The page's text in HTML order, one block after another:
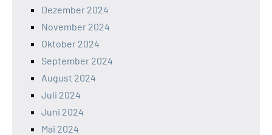
Dezember 2024
November 2024
Oktober 2024
September 2024
August 2024
Juli 2024
Juni 2024
Mai 2024